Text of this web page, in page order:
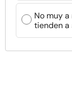
No muy
tienden a